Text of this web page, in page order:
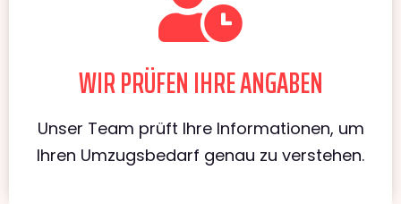
WIR PRÜFEN IHRE ANGABEN
Unser Team prüft Ihre Informationen, um
Ihren Umzugsbedarf genau zu verstehen.